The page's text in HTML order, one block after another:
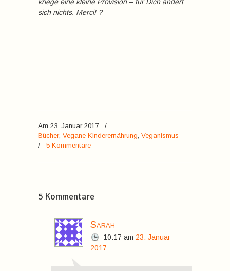
kriege eine kleine Provision – für Dich ändert
sich nichts. Merci! ?
Am 23. Januar 2017
/
Bücher, Vegane Kinderernährung, Veganismus
/ 5 Kommentare
5 Kommentare
Sarah
10:17 am 23. Januar
2017